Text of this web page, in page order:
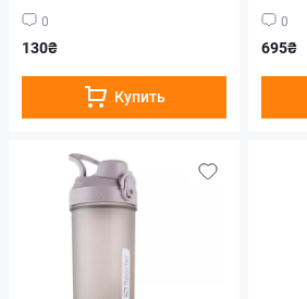
0
130₴
Купить
0
695₴